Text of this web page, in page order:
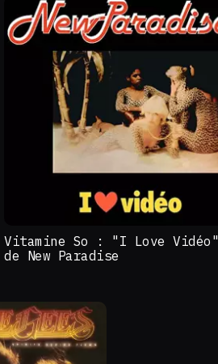
Vitamine So : "I Love Vidéo"
de New Paradise